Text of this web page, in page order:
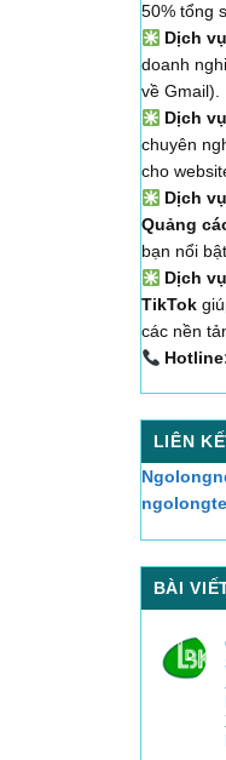
50% tổng
Dịch
doanh
về Gmail).
Dịch
chuyên
cho
Dịch
Quảng
bạn nổi
Dịch
TikTok
các nền
LIÊN
BÀI